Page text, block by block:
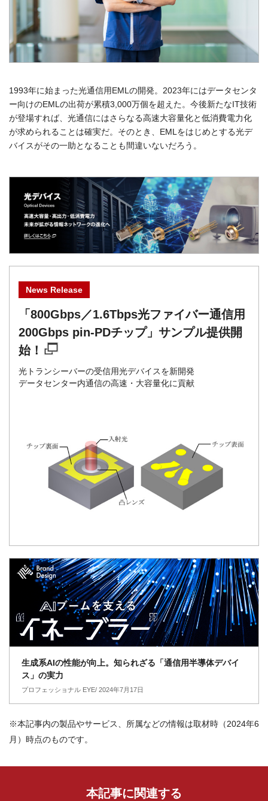
1993年に始まった光通信用EMLの開発。2023年にはデータセンタ
ー向けのEMLの出荷が累積3,000万個を超えた。今後新たなIT技術
が登場すれば、光通信にはさらなる高速大容量化と低消費電力化
が求められることは確実だ。そのとき、EMLをはじめとする光デ
バイスがその一助となることも間違いないだろう。
News Release
「800Gbps／1.6Tbps光ファイバー通信用
200Gbps pin-PDチップ」サンプル提供開
始！
光トランシーバーの受信用光デバイスを新開発
データセンター内通信の高速・大容量化に貢献
生成系AIの性能が向上。知られざる「通信用半導体デバイ
ス」の実力
プロフェッショナル EYE/ 2024年7月17日
※本記事内の製品やサービス、所属などの情報は取材時（2024年6
月）時点のものです。
本記事に関連する